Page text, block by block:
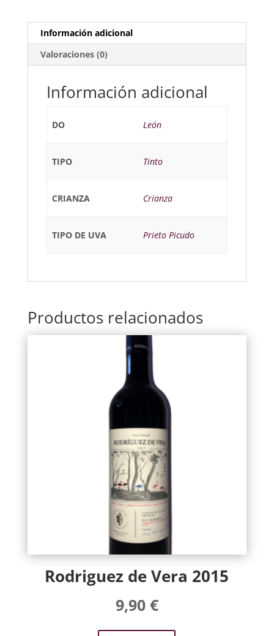
Información adicional
Valoraciones (0)
Información adicional
DO León
TIPO Tinto
CRIANZA Crianza
TIPO DE UVA Prieto Picudo
Productos relacionados
Rodriguez de Vera 2015
9,90 €